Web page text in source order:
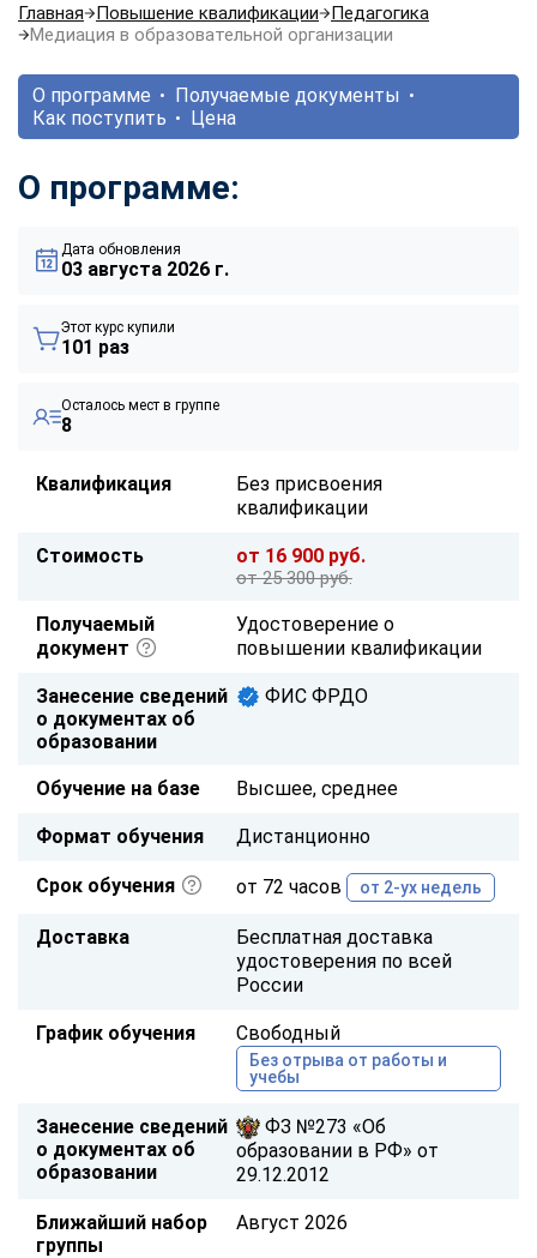
Главная Повышение квалификации
Педагогика
Медиация в образовательной организации
О программе
Получаемые документы
Как поступить
Цена
О программе:
Дата обновления
03 августа 2026 г.
Этот курс купили
101 раз
Осталось мест в группе
8
Квалификация
Без присвоения
квалификации
Стоимость от 16 900 руб.
от 25 300 руб.
Получаемый
документ
Удостоверение о
повышении квалификации
Занесение сведений
о документах об
образовании
ФИС ФРДО
Обучение на базе Высшее, среднее
Формат обучения Дистанционно
Срок обучения от 72 часов от 2-ух недель
Доставка
Бесплатная доставка
удостоверения по всей
России
График обучения Свободный
Без отрыва от работы и
учебы
Занесение сведений
о документах об
образовании
ФЗ №273 «Об
образовании в РФ» от
29.12.2012
Ближайший набор
группы
Август 2026